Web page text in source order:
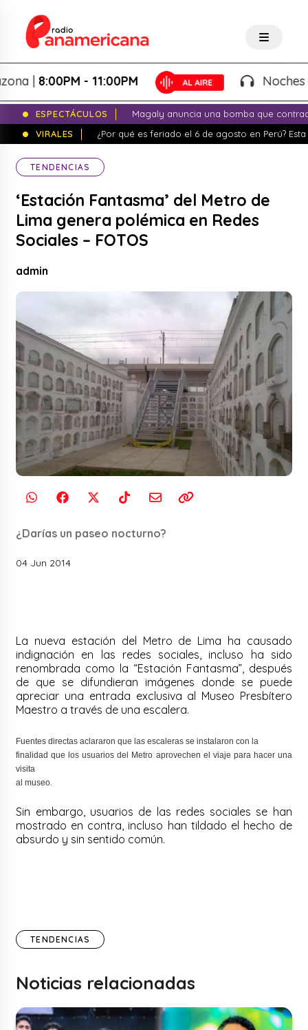
|8:00PM - 11:00PM Noches de
ESPECTÁCULOS
Magaly anuncia una bomba que
VIRALES
¿Por qué es feriado el 6 de agosto en Perú?
TENDENCIAS
‘Estación Fantasma’ del Metro de
Lima genera polémica en Redes
Sociales – FOTOS
admin
¿Darías un paseo nocturno?
04 Jun 2014
La nueva estación del Metro de Lima ha causado
indignación en las redes sociales, incluso ha sido
renombrada como la “Estación Fantasma”, después
de que se difundieran imágenes donde se puede
apreciar una entrada exclusiva al Museo Presbítero
Maestro a través de una escalera.
Fuentes directas aclararon que las escaleras se instalaron con la
finalidad que los usuarios del Metro aprovechen el viaje para hacer una
visita
al museo.
Sin embargo, usuarios de las redes sociales se han
mostrado en contra, incluso han tildado el hecho de
absurdo y sin sentido común.
TENDENCIAS
Noticias relacionadas